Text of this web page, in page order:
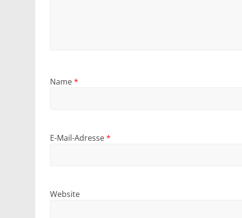
Name*
E-Mail-Adresse*
Website